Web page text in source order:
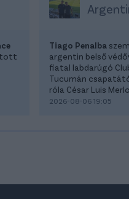
Tiago Penalba
argentin belső
fiatal labdarúgó
Tucumán
róla César Luis
2026-08-06 19:05